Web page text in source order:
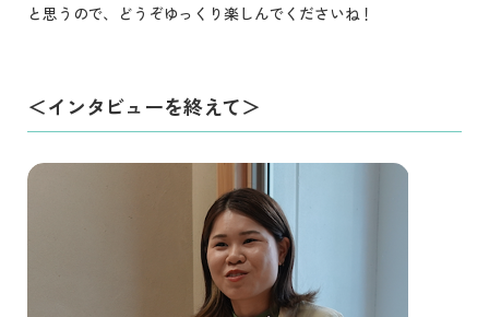
と思うので、どうぞゆっくり楽しんでくださいね！
＜インタビューを終えて＞